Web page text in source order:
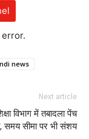
error.
news
Next article
विभाग में तबादला पेंच
समय सीमा पर भी संशय